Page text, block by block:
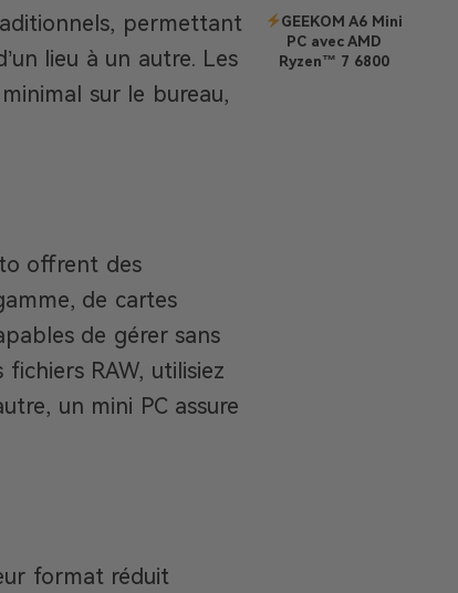
permettant
lieu à un autre. Les
sur le bureau,
offrent des
de cartes
de gérer sans
RAW, utilisiez
un mini PC assure
format réduit
GEEKOM A6 Mini
PC avec AMD
Ryzen™ 7 6800